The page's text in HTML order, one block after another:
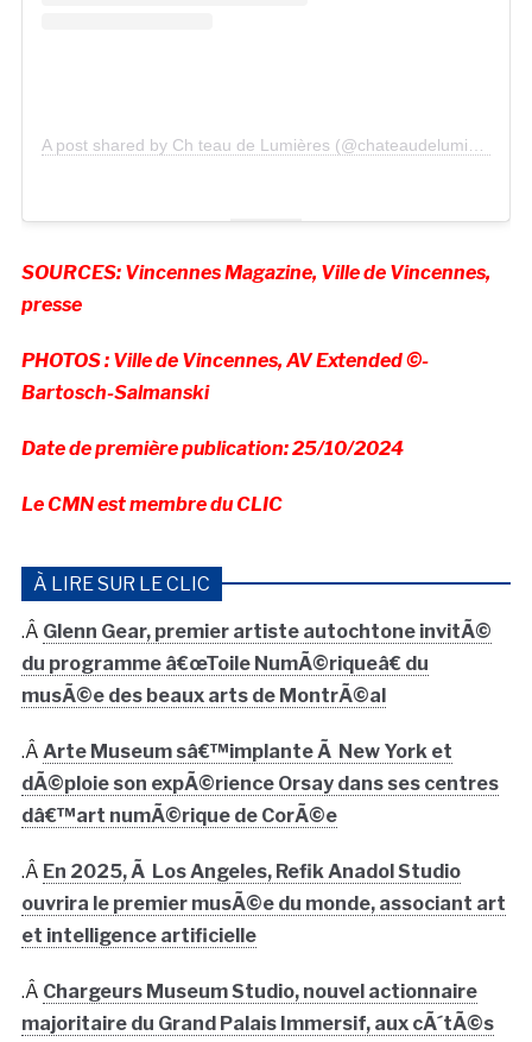
SOURCES: Vincennes Magazine, Ville de Vincennes,
presse
PHOTOS : Ville de Vincennes, AV Extended ©-
Bartosch-Salmanski
Date de première publication: 25/10/2024
Le CMN est membre du CLIC
À LIRE SUR LE CLIC
.Â Glenn Gear, premier artiste autochtone invitÃ©
du programme â€œToile NumÃ©riqueâ€ du
musÃ©e des beaux arts de MontrÃ©al
.Â Arte Museum sâ€™implante Ã New York et
dÃ©ploie son expÃ©rience Orsay dans ses centres
dâ€™art numÃ©rique de CorÃ©e
.Â En 2025, Ã Los Angeles, Refik Anadol Studio
ouvrira le premier musÃ©e du monde, associant art
et intelligence artificielle
.Â Chargeurs Museum Studio, nouvel actionnaire
majoritaire du Grand Palais Immersif, aux cÃ´tÃ©s